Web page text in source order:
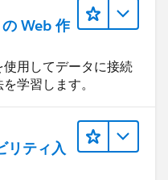
Web 作
用してデータに接続
学習します。
リティ入